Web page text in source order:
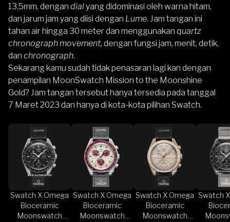
13,5mm, dengan dialyang didominasi oleh warna hitam,
dan jarum jam yang diisi dengan Lume. Jam tangan ini
tahan air hingga 30 meter dan menggunakan quartz
chronograph movement, dengan fungsi jam, menit, detik,
dan chronograph.
Sekarang kamu sudah tidak penasaran lagi kan dengan
penampilan MoonSwatch Mission to the Moonshine
Gold? Jam tangan tersebut hanya tersedia pada tanggal
7 Maret 2023 dan hanya di kota-kota pilihan Swatch.
Swatch X Omega
Bioceramic
Moonswatch
Swatch X Omega
Bioceramic
Moonswatch
Swatch X Omega
Bioceramic
Moonswatch
Swatch